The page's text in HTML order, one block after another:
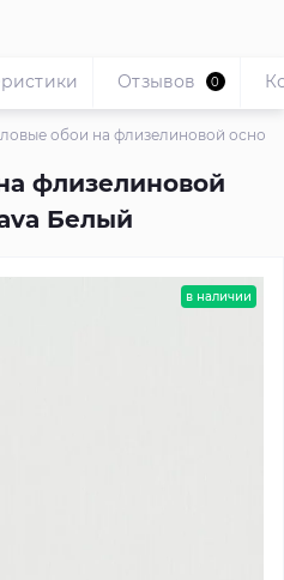
обои на флизелиновой
флизелиновой
Белый
Отзывов 0
в наличии